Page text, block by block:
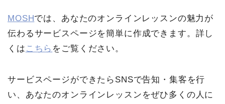
MOSHでは、あなたのオンラインレッスンの魅力が
伝わるサービスページを簡単に作成できます。詳し
くは こちら をご覧ください。
サービスページができたらSNSで告知・集客を行
い、あなたのオンラインレッスンをぜひ多くの人に